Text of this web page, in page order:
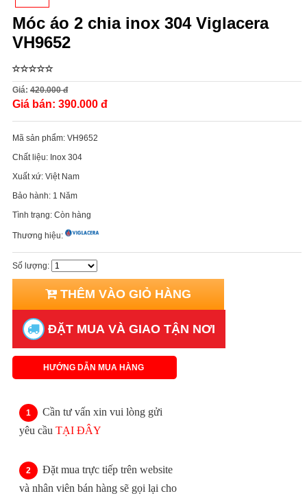
Móc áo 2 chia inox 304 Viglacera
VH9652
Giá: 420.000 đ
Giá bán: 390.000 đ
Mã sản phẩm: VH9652
Chất liệu: Inox 304
Xuất xứ: Việt Nam
Bảo hành: 1 Năm
Tình trạng: Còn hàng
Thương hiệu:
Số lượng:
THÊM VÀO GIỎ HÀNG
ĐẶT MUA VÀ GIAO TẬN NƠI
HƯỚNG DẪN MUA HÀNG
Cần tư vấn xin vui lòng gửi
yêu cầu TẠI ĐÂY
Đặt mua trực tiếp trên website
và nhân viên bán hàng sẽ gọi lại cho